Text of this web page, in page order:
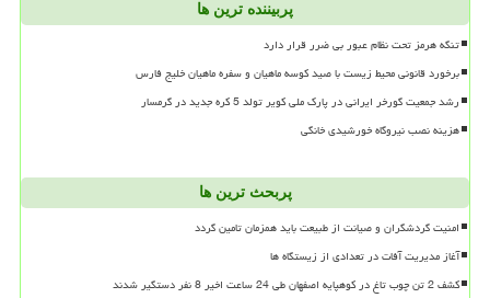
پربیننده ترین ها
تنگه هرمز تحت نظام عبور بی ضرر قرار دارد
برخورد قانونی محیط زیست با صید کوسه ماهیان و سفره ماهیان خلیج فارس
رشد جمعیت گورخر ایرانی در پارک ملی کویر تولد 5 کره جدید در گرمسار
هزینه نصب نیروگاه خورشیدی خانگی
پربحث ترین ها
امنیت گردشگران و صیانت از طبیعت باید همزمان تامین گردد
آغاز مدیریت آفات در تعدادی از زیستگاه ها
کشف 2 تن چوب تاغ در کوهپایه اصفهان طی 24 ساعت اخیر 8 نفر دستگیر شدند